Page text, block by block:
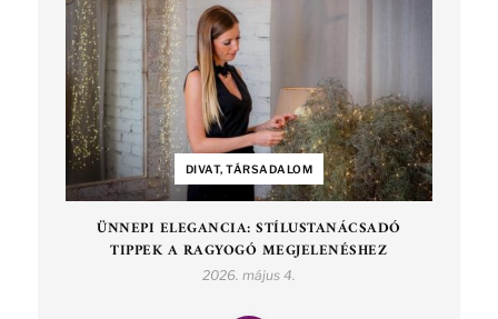
DIVAT, TÁRSADALOM
ÜNNEPI ELEGANCIA: STÍLUSTANÁCSADÓ
TIPPEK A RAGYOGÓ MEGJELENÉSHEZ
2026. május 4.